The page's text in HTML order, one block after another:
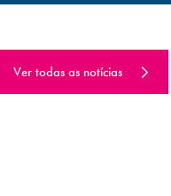
Ver todas as notícias